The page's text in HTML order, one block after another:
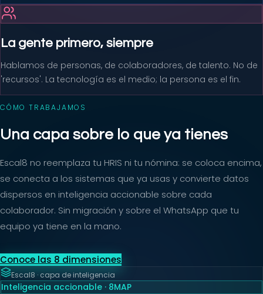
La gente primero, siempre
Hablamos de personas, de colaboradores, de talento. No de
'recursos'. La tecnología es el medio; la persona es el fin.
CÓMO TRABAJAMOS
Una capa sobre lo que ya tienes
Escal8 no reemplaza tu HRIS ni tu nómina: se coloca encima,
se conecta a los sistemas que ya usas y convierte datos
dispersos en inteligencia accionable sobre cada
colaborador. Sin migración y sobre el WhatsApp que tu
equipo ya tiene en la mano.
Conoce las 8 dimensiones
Escal8 · capa de inteligencia
Inteligencia accionable · 8MAP